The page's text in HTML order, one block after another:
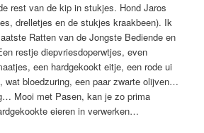
rest van de kip in stukjes. Hond Jaros
drelletjes en de stukjes kraakbeen). Ik
Ratten van de Jongste Bediende en
restje diepvriesdoperwtjes, even
een hardgekookt eitje, een rode ui
wat bloedzuring, een paar zwarte olijven…
Mooi met Pasen, kan je zo prima
eieren in verwerken…